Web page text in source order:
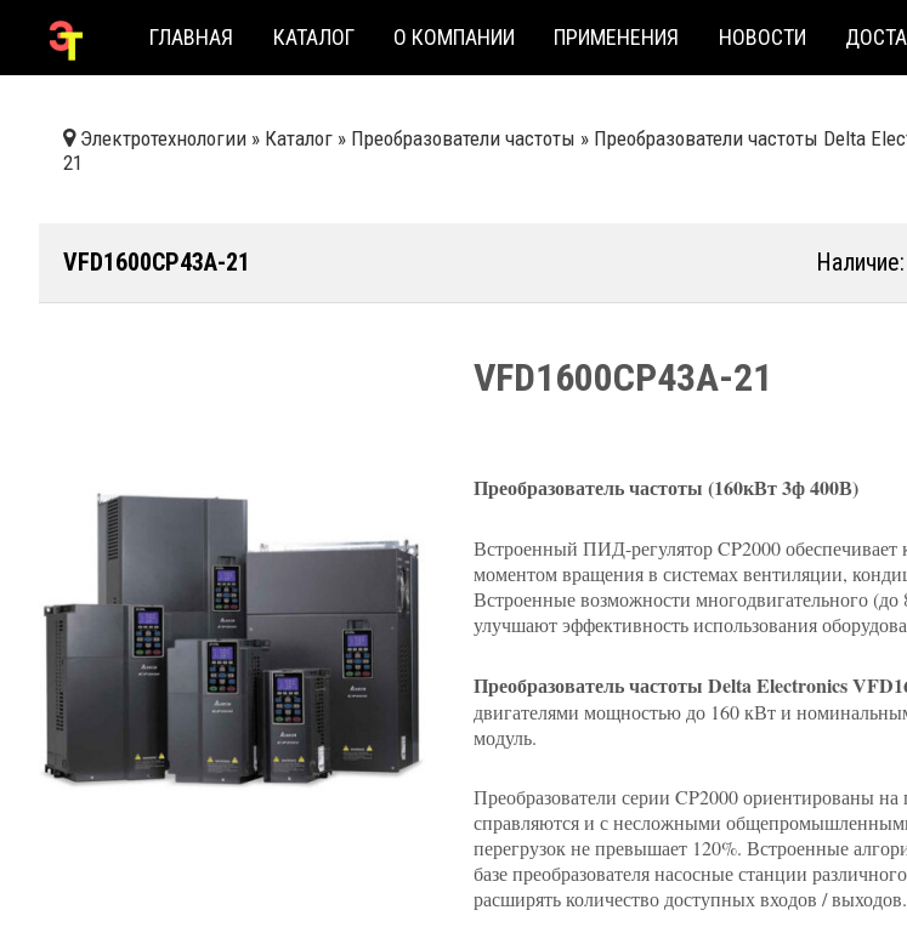
ГЛАВНАЯ КАТАЛОГ О КОМПАНИИ ПРИМЕНЕНИЯ НОВОСТИ
Электротехнологии » Каталог » Преобразователи частоты » Преобразователи частоты Delta
21
VFD1600CP43A-21 Наличие:
VFD1600CP43A-21
Преобразователь частоты (160кВт 3ф 400В)
Встроенный ПИД-регулятор CP2000 обеспечивает
моментом вращения в системах вентиляции,
Встроенные возможности многодвигательного
улучшают эффективность использования
Преобразователь частоты Delta Electronics
двигателями мощностью до 160 кВт и
модуль.
Преобразователи серии CP2000 ориентированы
справляются и с несложными общепромышленными
перегрузок не превышает 120%. Встроенные
базе преобразователя насосные станции
расширять количество доступных входов / выходов.